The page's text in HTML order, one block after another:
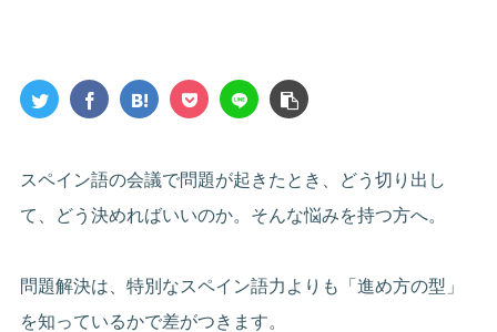
スペイン語の会議で問題が起きたとき、どう切り出し
て、どう決めればいいのか。そんな悩みを持つ方へ。
問題解決は、特別なスペイン語力よりも「進め方の型」
を知っているかで差がつきます。